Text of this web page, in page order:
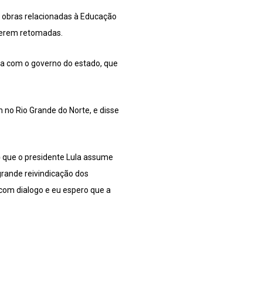
relacionadas à Educação
retomadas.
com o governo do estado, que
Rio Grande do Norte, e disse
o presidente Lula assume
reivindicação dos
dialogo e eu espero que a